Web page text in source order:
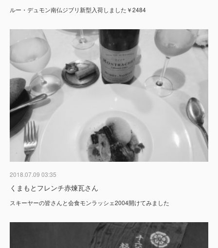
ルー・デュモン南仏ジブリ新型入荷しました￥2484
2018.07.09 03:35
くまもとフレンチ赤煉瓦さん
スキーヤーの皆さんと会食モンラッシェ2004開けてみました